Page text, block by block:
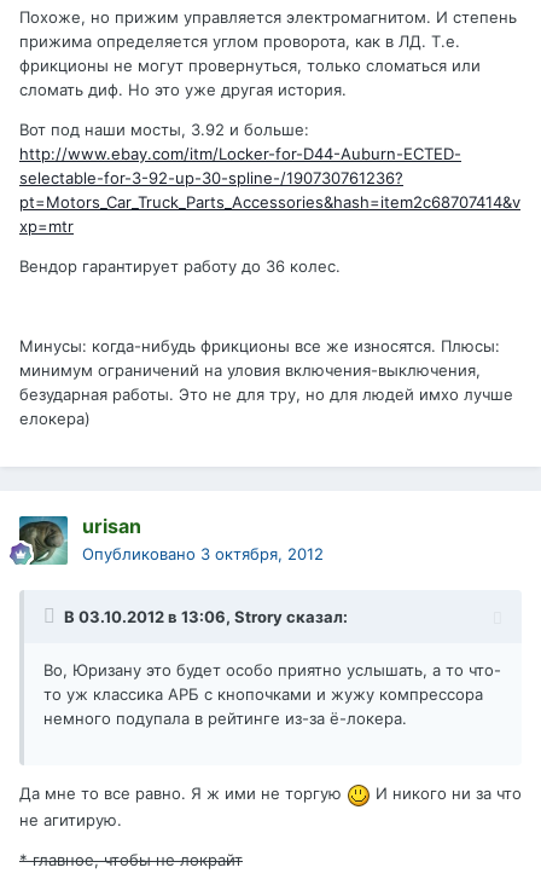
Похоже, но прижим управляется электромагнитом. И степень
прижима определяется углом проворота, как в ЛД. Т.е.
фрикционы не могут провернуться, только сломаться или
сломать диф. Но это уже другая история.
Вот под наши мосты, 3.92 и больше:
http://www.ebay.com/itm/Locker-for-D44-Auburn-ECTED-
selectable-for-3-92-up-30-spline-/190730761236?
pt=Motors_Car_Truck_Parts_Accessories&hash=item2c68707414&v
xp=mtr
Вендор гарантирует работу до 36 колес.
Минусы: когда-нибудь фрикционы все же износятся. Плюсы:
минимум ограничений на уловия включения-выключения,
безударная работы. Это не для тру, но для людей имхо лучше
елокера)
urisan
Опубликовано 3 октября, 2012
В 03.10.2012 в 13:06, Strory сказал:
Во, Юризану это будет особо приятно услышать, а то что-
то уж классика АРБ с кнопочками и жужу компрессора
немного подупала в рейтинге из-за ё-локера.
Да мне то все равно. Я ж ими не торгую
И никого ни за что
не агитирую.
* главное, чтобы не локрайт